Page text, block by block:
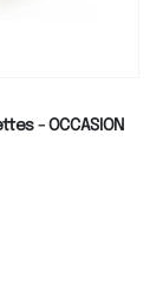
- OCCASION